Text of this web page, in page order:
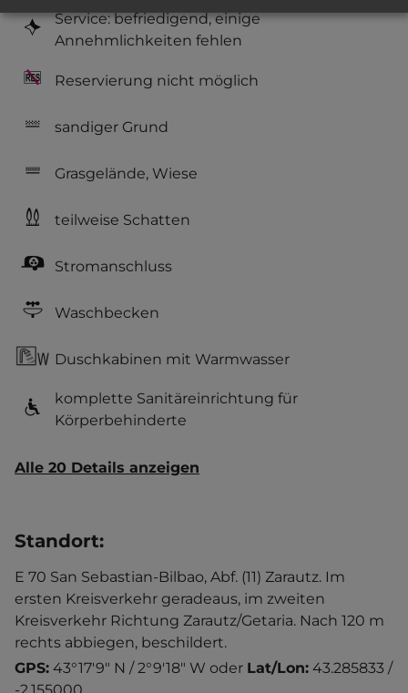
Service: befriedigend, einige
Annehmlichkeiten fehlen
Reservierung nicht möglich
sandiger Grund
Grasgelände, Wiese
teilweise Schatten
Stromanschluss
Waschbecken
Duschkabinen mit Warmwasser
komplette Sanitäreinrichtung für
Körperbehinderte
Alle 20 Details anzeigen
Standort:
E 70 San Sebastian-Bilbao, Abf. (11) Zarautz. Im
ersten Kreisverkehr geradeaus, im zweiten
Kreisverkehr Richtung Zarautz/Getaria. Nach 120 m
rechts abbiegen, beschildert.
GPS: 43°17'9" N / 2°9'18" W oder Lat/Lon: 43.285833 /